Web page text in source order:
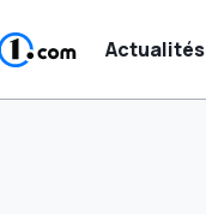
Actualités